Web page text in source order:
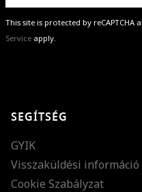
This site is protected by reCAPTCHA
Service apply.
különleges
SEGÍTSÉG
GYIK
Visszaküldési információ
Cookie Szabályzat